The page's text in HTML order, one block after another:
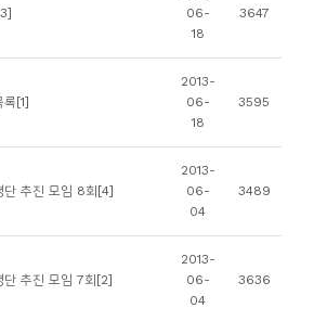
06-
18
3647
[1]
2013-
06-
18
3595
단 추진 모임 8회[4]
2013-
06-
04
3489
단 추진 모임 7회[2]
2013-
06-
04
3636